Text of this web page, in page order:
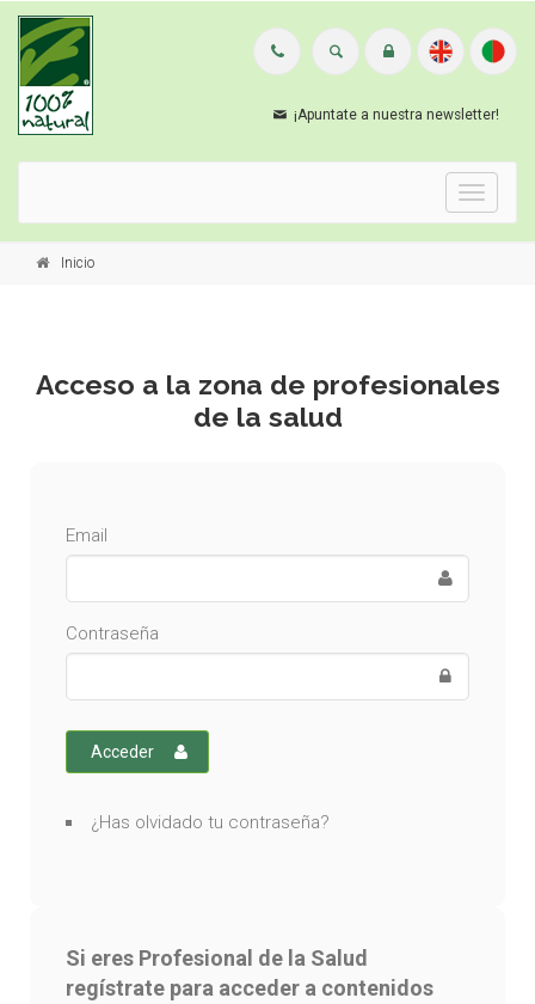
¡Apuntate a nuestra newsletter!
Menu
Inicio
Acceso a la zona de profesionales
de la salud
Email
Contraseña
Acceder
¿Has olvidado tu contraseña?
Si eres Profesional de la Salud
regístrate para acceder a contenidos